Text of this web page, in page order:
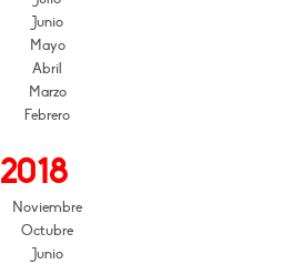
Junio
Mayo
Abril
Marzo
Febrero
2018
Noviembre
Octubre
Junio